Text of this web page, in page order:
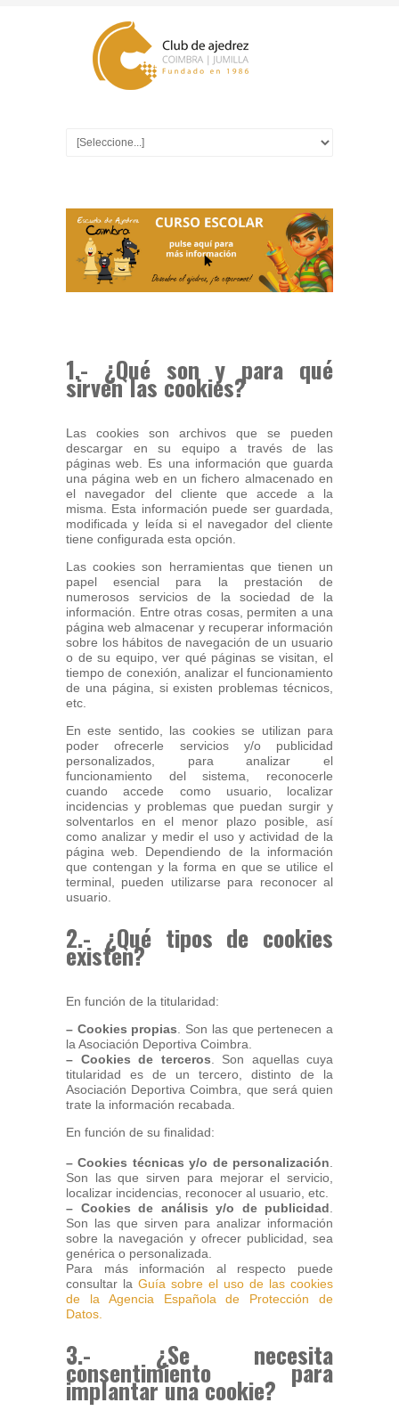
1.- ¿Qué son y para qué
sirven las cookies?
Las cookies son archivos que se pueden
descargar en su equipo a través de las
páginas web. Es una información que guarda
una página web en un fichero almacenado en
el navegador del cliente que accede a la
misma. Esta información puede ser guardada,
modificada y leída si el navegador del cliente
tiene configurada esta opción.
Las cookies son herramientas que tienen un
papel esencial para la prestación de
numerosos servicios de la sociedad de la
información. Entre otras cosas, permiten a una
página web almacenar y recuperar información
sobre los hábitos de navegación de un usuario
o de su equipo, ver qué páginas se visitan, el
tiempo de conexión, analizar el funcionamiento
de una página, si existen problemas técnicos,
etc.
En este sentido, las cookies se utilizan para
poder ofrecerle servicios y/o publicidad
personalizados, para analizar el
funcionamiento del sistema, reconocerle
cuando accede como usuario, localizar
incidencias y problemas que puedan surgir y
solventarlos en el menor plazo posible, así
como analizar y medir el uso y actividad de la
página web. Dependiendo de la información
que contengan y la forma en que se utilice el
terminal, pueden utilizarse para reconocer al
usuario.
2.- ¿Qué tipos de cookies
existen?
En función de la titularidad:
– Cookies propias . Son las que pertenecen a
la Asociación Deportiva Coimbra.
– Cookies de terceros . Son aquellas cuya
titularidad es de un tercero, distinto de la
Asociación Deportiva Coimbra, que será quien
trate la información recabada.
En función de su finalidad:
– Cookies técnicas y/o de personalización
Son las que sirven para mejorar el servicio,
localizar incidencias, reconocer al usuario, etc.
– Cookies de análisis y/o de publicidad
Son las que sirven para analizar información
sobre la navegación y ofrecer publicidad, sea
genérica o personalizada.
Para más información al respecto puede
consultar la Guía sobre el uso de las cookies
de la Agencia Española de Protección de
Datos.
3.- ¿Se necesita
consentimiento para
implantar una cookie?